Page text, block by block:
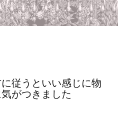
従うといい感じに物
がつきました